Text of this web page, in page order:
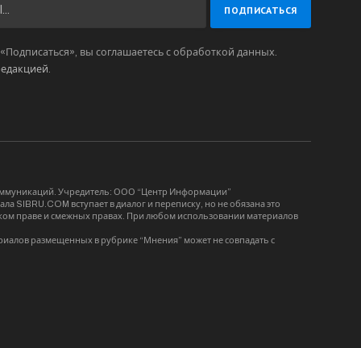
вы соглашаетесь с обработкой данных.
Учредитель: ООО “Центр Информации”
SIBRU.COM вступает в диалог и переписку, но не обязана это
праве и смежных правах. При любом использовании материалов
размещенных в рубрике “Мнения” может не совпадать с